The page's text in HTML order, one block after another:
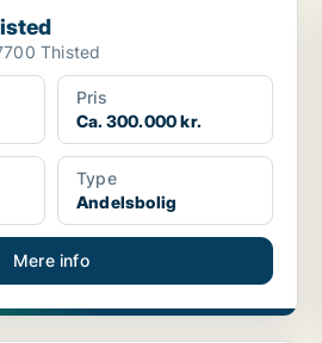
Thisted
Pris
Ca. 300.000 kr.
Type
Andelsbolig
Mere info